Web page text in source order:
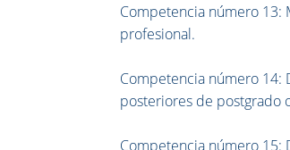
Competencia número 13:
profesional.
Competencia número 14:
posteriores de postgrado
Competencia número 15: